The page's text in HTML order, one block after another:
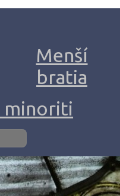
Menší
bratia
minoriti